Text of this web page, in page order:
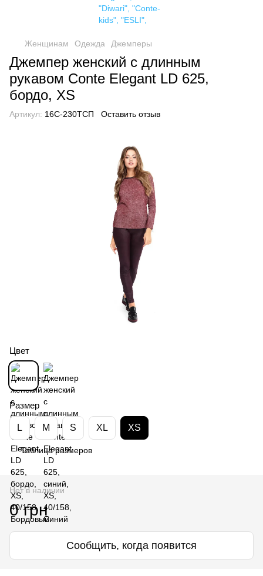
Женщинам Одежда Джемперы
Джемпер женский с длинным
рукавом Conte Elegant LD 625,
бордо, XS
Артикул: 16С-230ТСП Оставить отзыв
Цвет
Размер
L M S XL XS
Таблица размеров
Нет в наличии
0 грн
Сообщить, когда появится